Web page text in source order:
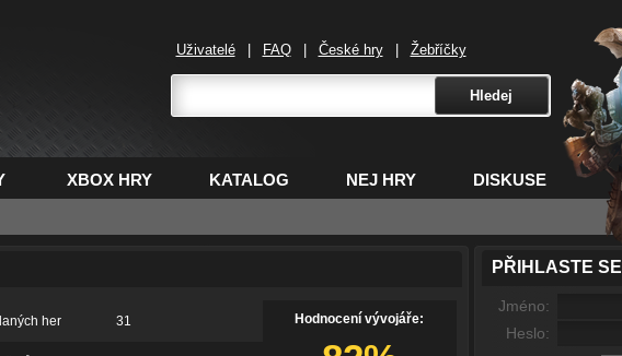
Uživatelé FAQ České hry Žebříčky
XBOX HRY KATALOG NEJ HRY DISKUSE
her 31 Hodnocení vývojáře:
PŘIHLASTE SE
Jméno:
Heslo: